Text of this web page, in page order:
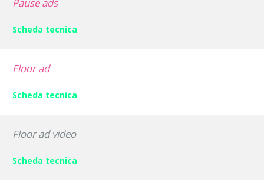
Scheda tecnica
Floor ad
Scheda tecnica
Floor ad video
Scheda tecnica